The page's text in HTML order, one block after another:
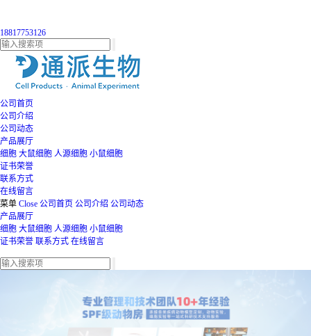
18817753126
公司首页
公司介绍
公司动态
产品展厅
细胞 大鼠细胞 人源细胞 小鼠细胞
证书荣誉
联系方式
在线留言
菜单 Close 公司首页 公司介绍 公司动态
产品展厅
细胞 大鼠细胞 人源细胞 小鼠细胞
证书荣誉 联系方式 在线留言